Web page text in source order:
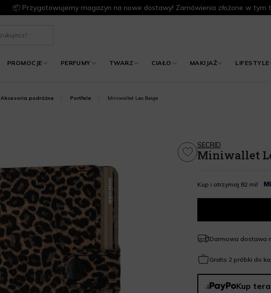
📦 Przygotowujemy magazyn na nowe dostawy! Zamówienia złożone w tym
PROMOCJE PERFUMY TWARZ CIAŁO MAKIJAŻ LIFESTYLE
Akcesoria podróżne Portfele Miniwallet Leo Beige
SECRID
Miniwallet
Kup i otrzymaj 82 mil
Darmowa dostawa
Gratis 2 próbki do
Kup